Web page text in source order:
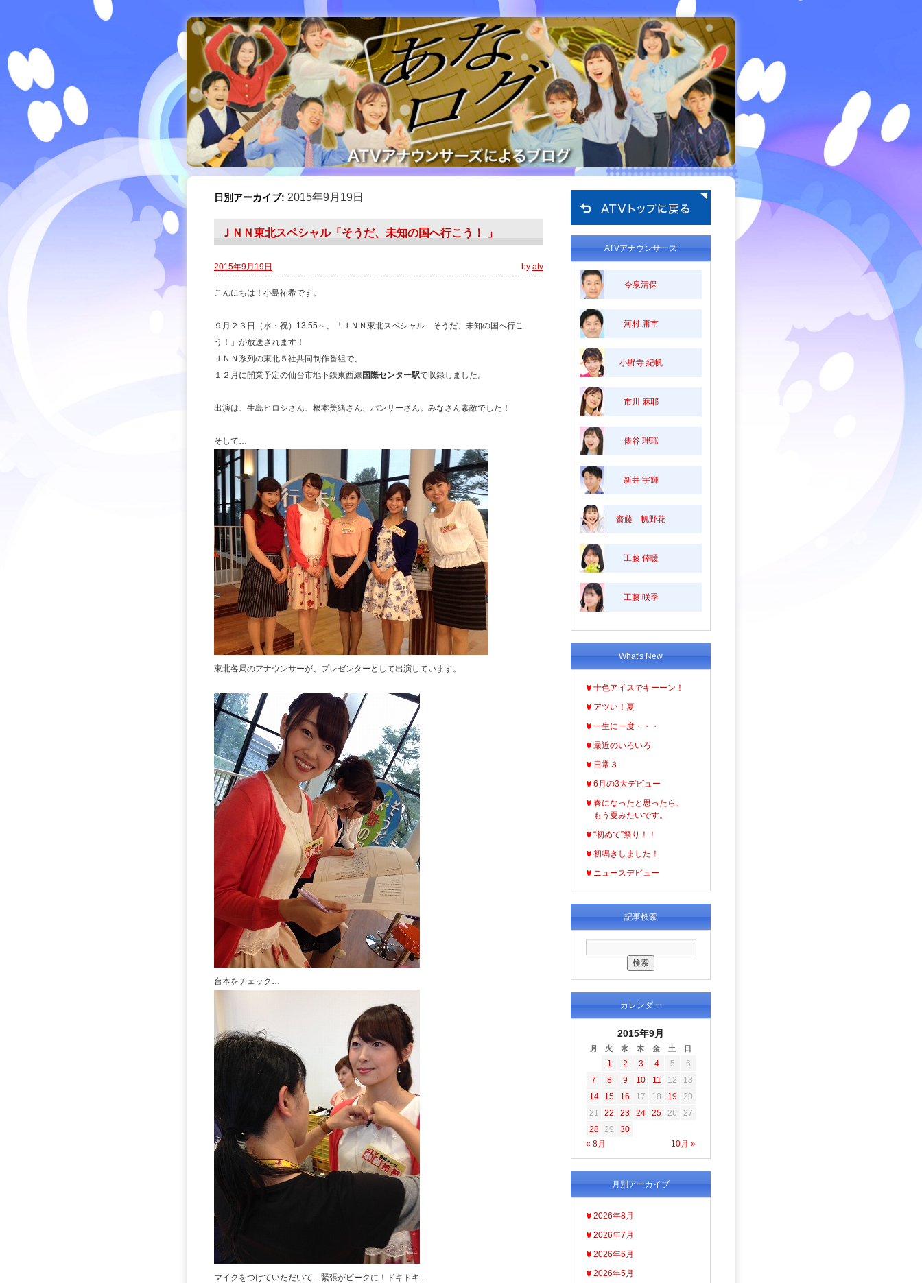
日別アーカイブ: 2015年9月19日
ＪＮＮ東北スペシャル「そうだ、未知の国へ行こう！ 」
2015年9月19日 by atv
こんにちは！小島祐希です。
９月２３日（水・祝）13:55～、「ＪＮＮ東北スペシャル そうだ、未知の国へ行こ
う！」が放送されます！
ＪＮＮ系列の東北５社共同制作番組で、
１２月に開業予定の仙台市地下鉄東西線 国際センター駅で収録しました。
出演は、生島ヒロシさん、根本美緒さん、パンサーさん。みなさん素敵でした！
そして…
東北各局のアナウンサーが、プレゼンターとして出演しています。
台本をチェック…
マイクをつけていただいて…緊張がピークに！ドキドキ…
ATVアナウンサーズ
今泉清保
河村 庸市
小野寺 紀帆
市川 麻耶
俵谷 理瑶
新井 宇輝
齋藤 帆野花
工藤 倖暖
工藤 咲季
What's New
十色アイスでキーーン！
アツい！夏
一生に一度・・・
最近のいろいろ
日常３
6月の3大デビュー
春になったと思ったら、
もう夏みたいです。
“初めて”祭り！！
初鳴きしました！
ニュースデビュー
記事検索
カレンダー
2015年9月
月 火 水 木 金 土 日
« 8月 10月 »
1 2 3 4 5
6
7
8 9 10 11 12
13
14
15 16 17 18 19
20
21
22 23 24 25 26
27
28
29 30
月別アーカイブ
2026年8月
2026年7月
2026年6月
2026年5月